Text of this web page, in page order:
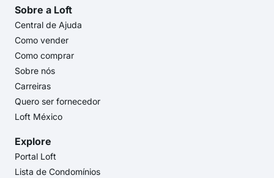
Sobre a Loft
Central de Ajuda
Como vender
Como comprar
Sobre nós
Carreiras
Quero ser fornecedor
Loft México
Explore
Portal Loft
Lista de Condomínios